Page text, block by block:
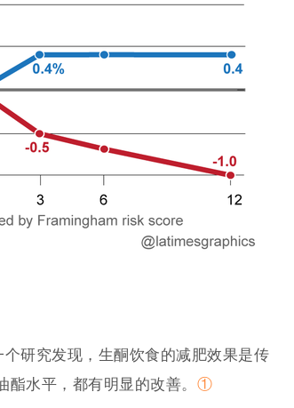
研究发现，生酮饮食的减肥效果是传
酯水平，都有明显的改善。 ①